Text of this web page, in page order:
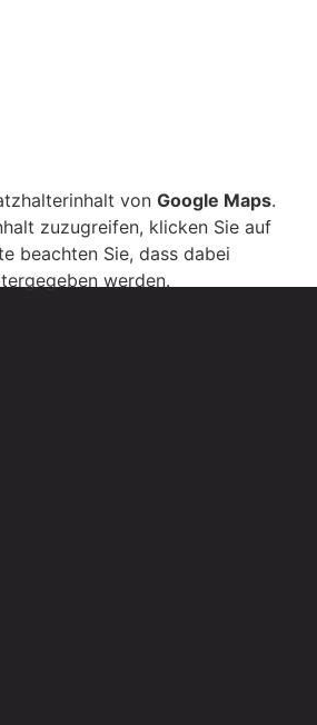
von Google Maps.
zuzugreifen, klicken Sie auf
beachten Sie, dass dabei
werden.